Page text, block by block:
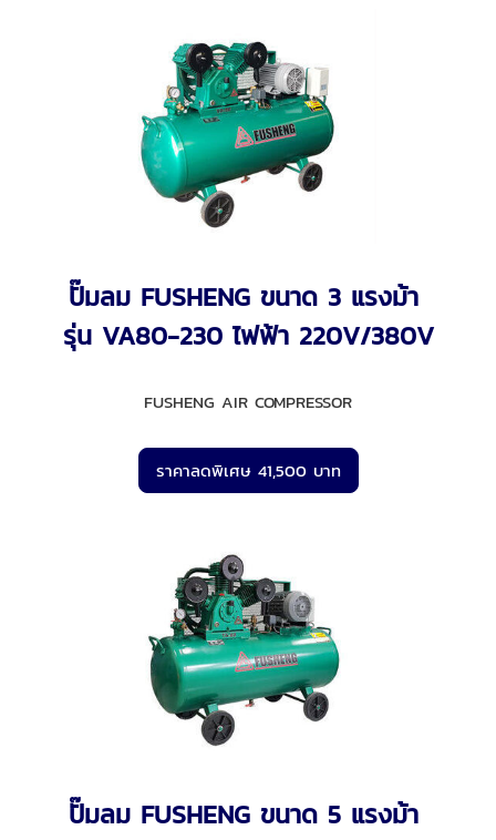
ปั๊มลม FUSHENG ขนาด 3 แรงม้า
รุ่น VA80-230 ไฟฟ้า 220V/380V
FUSHENG AIR COMPRESSOR
ราคาลดพิเศษ 41,500 บาท
ปั๊มลม FUSHENG ขนาด 5 แรงม้า